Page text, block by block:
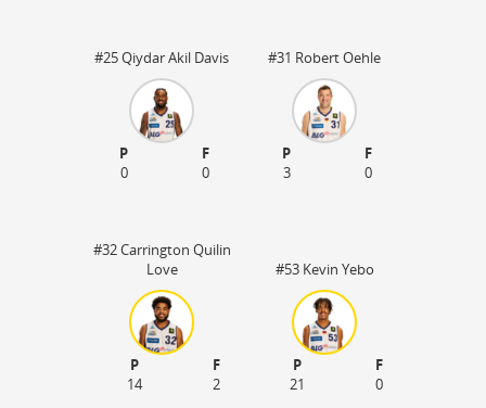
#25 Qiydar Akil Davis
P
F
0
0
#31 Robert Oehle
P
F
3
0
#32 Carrington Quilin
Love
P
F
14
2
#53 Kevin Yebo
P
F
21
0